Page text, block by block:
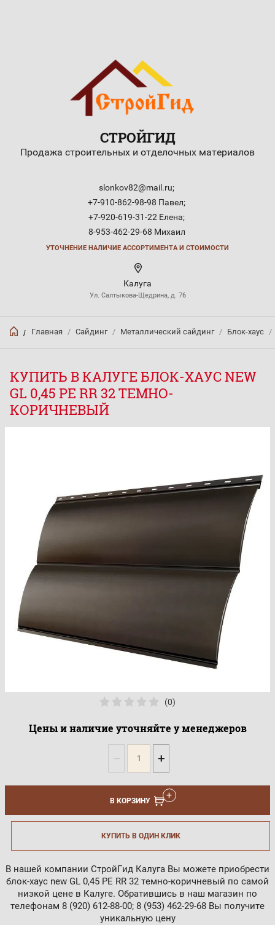
СТРОЙГИД
Продажа строительных и отделочных материалов
slonkov82@mail.ru;
+7-910-862-98-98 Павел;
+7-920-619-31-22 Елена;
8-953-462-29-68 Михаил
УТОЧНЕНИЕ НАЛИЧИЕ АССОРТИМЕНТА И СТОИМОСТИ
Калуга
Ул. Салтыкова-Щедрина, д. 76
/ Главная / Сайдинг / Металлический сайдинг / Блок-хаус /
КУПИТЬ В КАЛУГЕ БЛОК-ХАУС NEW
GL 0,45 PE RR 32 ТЕМНО-
КОРИЧНЕВЫЙ
(0)
Цены и наличие уточняйте у менеджеров
− +
В КОРЗИНУ
КУПИТЬ В ОДИН КЛИК
В нашей компании СтройГид Калуга Вы можете приобрести
блок-хаус new GL 0,45 PE RR 32 темно-коричневый по самой
низкой цене в Калуге. Обратившись в наш магазин по
телефонам 8 (920) 612-88-00; 8 (953) 462-29-68 Вы получите
уникальную цену